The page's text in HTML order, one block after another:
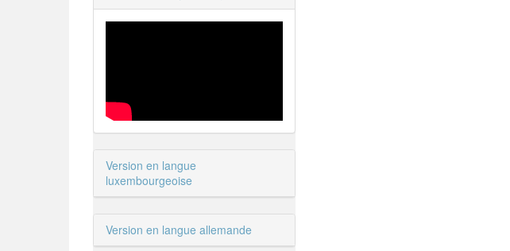
Version en langue
luxembourgeoise
Version en langue allemande